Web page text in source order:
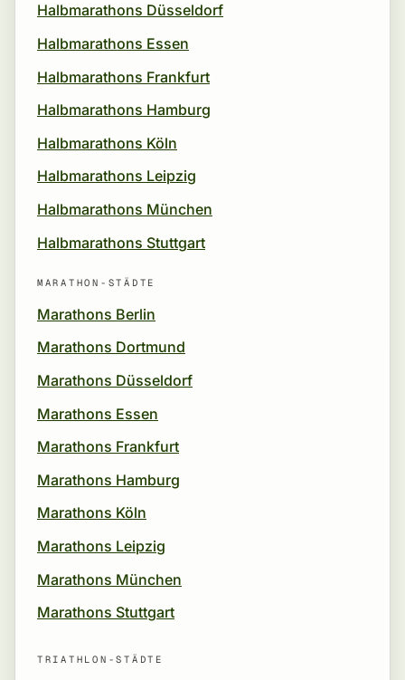
Halbmarathons Düsseldorf
Halbmarathons Essen
Halbmarathons Frankfurt
Halbmarathons Hamburg
Halbmarathons Köln
Halbmarathons Leipzig
Halbmarathons München
Halbmarathons Stuttgart
MARATHON-STÄDTE
Marathons Berlin
Marathons Dortmund
Marathons Düsseldorf
Marathons Essen
Marathons Frankfurt
Marathons Hamburg
Marathons Köln
Marathons Leipzig
Marathons München
Marathons Stuttgart
TRIATHLON-STÄDTE